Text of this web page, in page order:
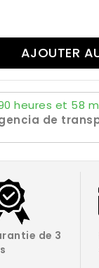
AJOUTER
heures et 58
de
de 3